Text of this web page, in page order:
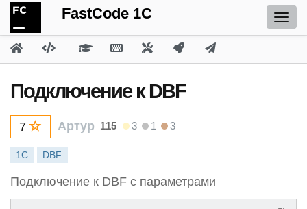
FastCode 1C
Подключение к DBF
7 Артур 115 3 1 3
1С DBF
Подключение к DBF с параметрами